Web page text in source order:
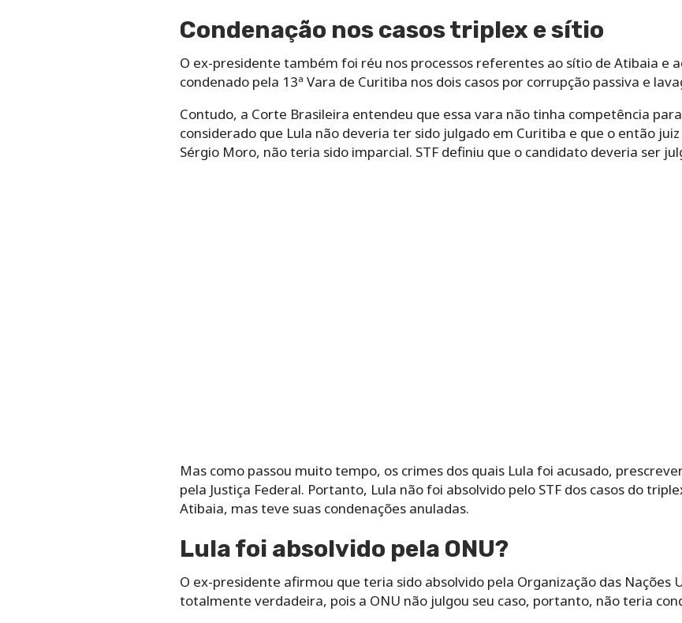
Condenação nos casos triplex e sítio
O ex-presidente também foi réu nos processos referentes ao sítio de Atibaia e
condenado pela 13ª Vara de Curitiba nos dois casos por corrupção passiva e
Contudo, a Corte Brasileira entendeu que essa vara não tinha competência
considerado que Lula não deveria ter sido julgado em Curitiba e que o então
Sérgio Moro, não teria sido imparcial. STF definiu que o candidato deveria ser
Mas como passou muito tempo, os crimes dos quais Lula foi acusado,
pela Justiça Federal. Portanto, Lula não foi absolvido pelo STF dos casos do
Atibaia, mas teve suas condenações anuladas.
Lula foi absolvido pela ONU?
O ex-presidente afirmou que teria sido absolvido pela Organização das Nações
totalmente verdadeira, pois a ONU não julgou seu caso, portanto, não teria